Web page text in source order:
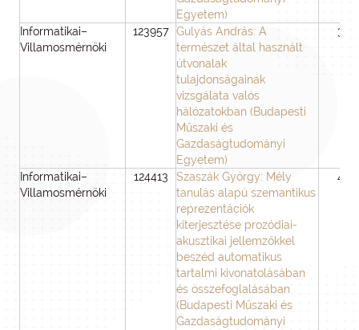
Egyetem)
Informatikai–
Villamosmérnöki
123957 Gulyás András: A
természet által használt
útvonalak
tulajdonságainak
vizsgálata valós
hálózatokban (Budapesti
Műszaki és
Gazdaságtudományi
Egyetem)
36
Informatikai–
Villamosmérnöki
124413
Szaszák György: Mély
tanulás alapú szemantikus
reprezentációk
kiterjesztése prozódiai-
akusztikai jellemzőkkel
beszéd automatikus
tartalmi kivonatolásában
és összefoglalásában
(Budapesti Műszaki és
Gazdaságtudományi
48